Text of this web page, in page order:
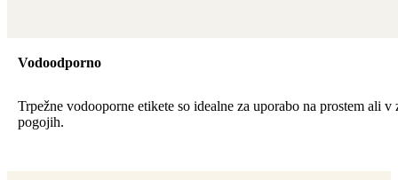
Vodoodporno
Trpežne vodooporne etikete so idealne za uporabo na prostem ali v
pogojih.